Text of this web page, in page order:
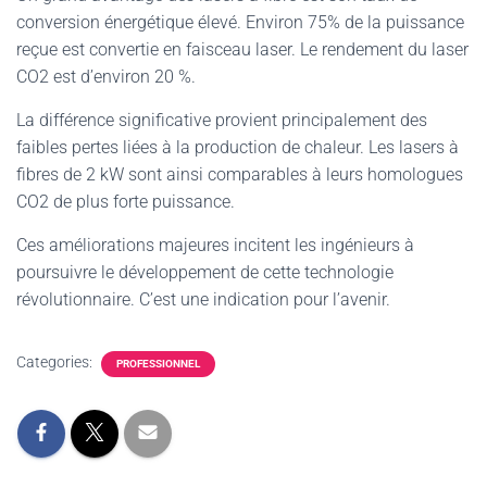
conversion énergétique élevé. Environ 75% de la puissance
reçue est convertie en faisceau laser. Le rendement du laser
CO2 est d’environ 20 %.
La différence significative provient principalement des
faibles pertes liées à la production de chaleur. Les lasers à
fibres de 2 kW sont ainsi comparables à leurs homologues
CO2 de plus forte puissance.
Ces améliorations majeures incitent les ingénieurs à
poursuivre le développement de cette technologie
révolutionnaire. C’est une indication pour l’avenir.
Categories: PROFESSIONNEL